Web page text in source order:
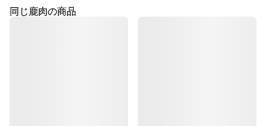
同じ鹿肉の商品